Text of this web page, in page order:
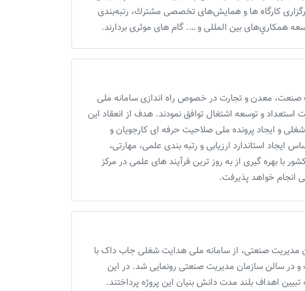
برگزاری كارگاه ها و همايش‌های تخصصی مشترك، رتبه‌بندی
همكاري‌های بين المللی و …. گام های موثری بردارند.
معدن و تجارت در خصوص راه اندازی سامانه ملی
و توسعه اشتغال توافق نمودند. هدف از انعقاد اين
و ایجاد پرونده ملی صلاحیت حرفه ای کارجویان و
استاندارد ارزیابی و رتبه بندی علمی، مهارتی،
بهره گیری از به روز ترین فرآیند های علمی در مرکز
انجام خواهد پذیرفت.
صنعتی، از سامانه ملی هدایت شغلی جاب داک با
سالن سازمان مدیریت صنعتی رونمایی شد. در این
اهداف بلند مدت دانش بنیان این پروژه پرداختند.